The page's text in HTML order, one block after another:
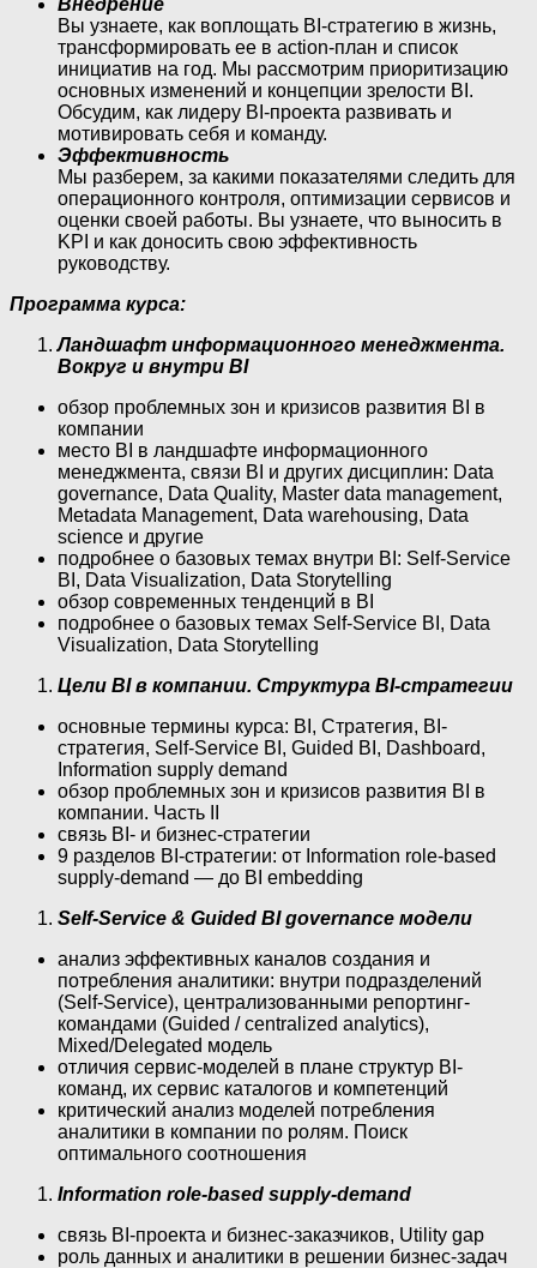
Внедрение
Вы узнаете, как воплощать BI-стратегию в жизнь,
трансформировать ее в action-план и список
инициатив на год. Мы рассмотрим приоритизацию
основных изменений и концепции зрелости BI.
Обсудим, как лидеру BI-проекта развивать и
мотивировать себя и команду.
Эффективность
Мы разберем, за какими показателями следить для
операционного контроля, оптимизации сервисов и
оценки своей работы. Вы узнаете, что выносить в
KPI и как доносить свою эффективность
руководству.
Программа курса:
Ландшафт информационного менеджмента.
Вокруг и внутри BI
обзор проблемных зон и кризисов развития BI в
компании
место BI в ландшафте информационного
менеджмента, связи BI и других дисциплин: Data
governance, Data Quality, Master data management,
Metadata Management, Data warehousing, Data
science и другие
подробнее о базовых темах внутри BI: Self-Service
BI, Data Visualization, Data Storytelling
обзор современных тенденций в BI
подробнее о базовых темах Self-Service BI, Data
Visualization, Data Storytelling
Цели BI в компании. Структура BI-стратегии
основные термины курса: BI, Стратегия, BI-
стратегия, Self-Service BI, Guided BI, Dashboard,
Information supply demand
обзор проблемных зон и кризисов развития BI в
компании. Часть II
связь BI- и бизнес-стратегии
9 разделов BI-стратегии: от Information role-based
supply-demand — до BI embedding
Self-Service & Guided BI governance модели
анализ эффективных каналов создания и
потребления аналитики: внутри подразделений
(Self-Service), централизованными репортинг-
командами (Guided / centralized analytics),
Mixed/Delegated модель
отличия сервис-моделей в плане структур BI-
команд, их сервис каталогов и компетенций
критический анализ моделей потребления
аналитики в компании по ролям. Поиск
оптимального соотношения
Information role-based supply-demand
связь BI-проекта и бизнес-заказчиков, Utility gap
роль данных и аналитики в решении бизнес-задач